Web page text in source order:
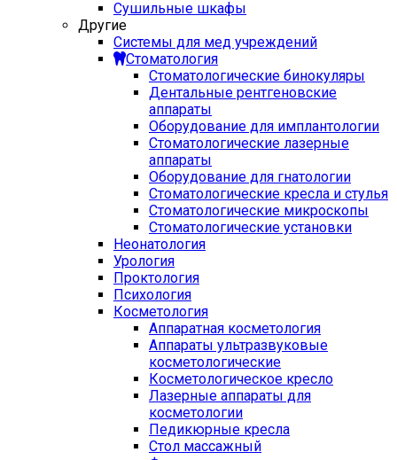
Сушильные шкафы
Другие
Системы для мед учреждений
Стоматология
Стоматологические бинокуляры
Дентальные рентгеновские
аппараты
Оборудование для имплантологии
Стоматологические лазерные
аппараты
Оборудование для гнатологии
Стоматологические кресла и стулья
Стоматологические микроскопы
Стоматологические установки
Неонатология
Урология
Проктология
Психология
Косметология
Аппаратная косметология
Аппараты ультразвуковые
косметологические
Косметологическое кресло
Лазерные аппараты для
косметологии
Педикюрные кресла
Стол массажный